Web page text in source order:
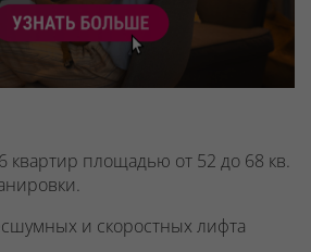
квартир площадью от 52 до 68 кв.
и скоростных лифта